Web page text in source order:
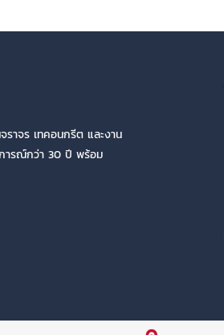
าจร เทคอนกรีต และงาน
การณ์กว่า 30 ปี พร้อม